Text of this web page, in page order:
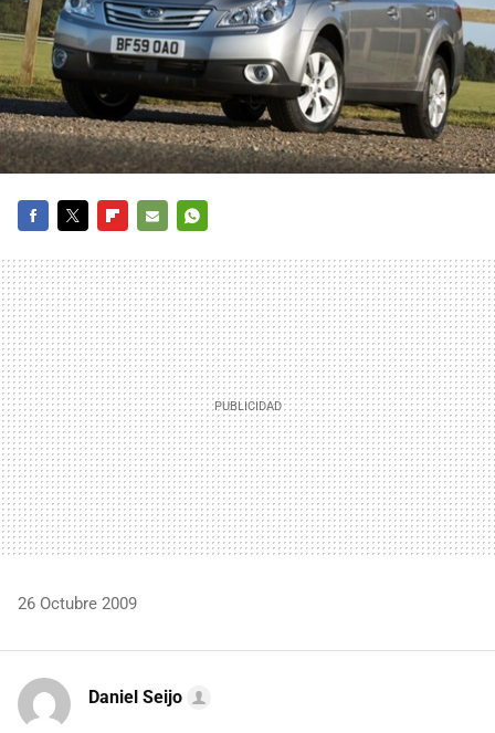
MAIL
26 Octubre 2009
Daniel Seijo